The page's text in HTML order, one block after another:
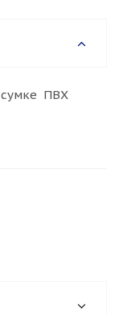
сумке ПВХ